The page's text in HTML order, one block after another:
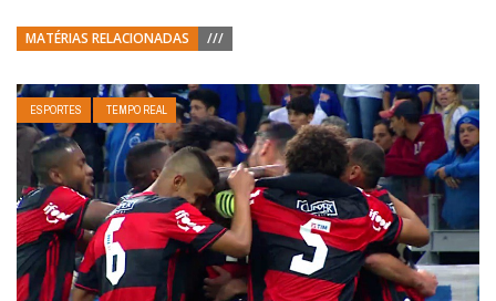
MATÉRIAS RELACIONADAS ///
ESPORTES TEMPO REAL